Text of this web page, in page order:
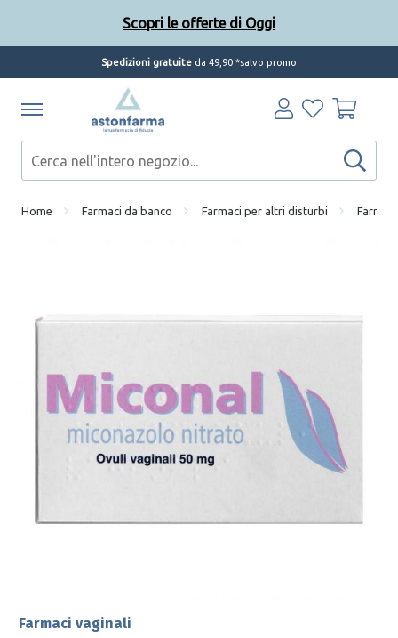
Spedizioni gratuite da 49,90 *salvo promo
Home Farmaci da banco Farmaci per altri disturbi
Farmaci vaginali
Scopri le offerte di Oggi